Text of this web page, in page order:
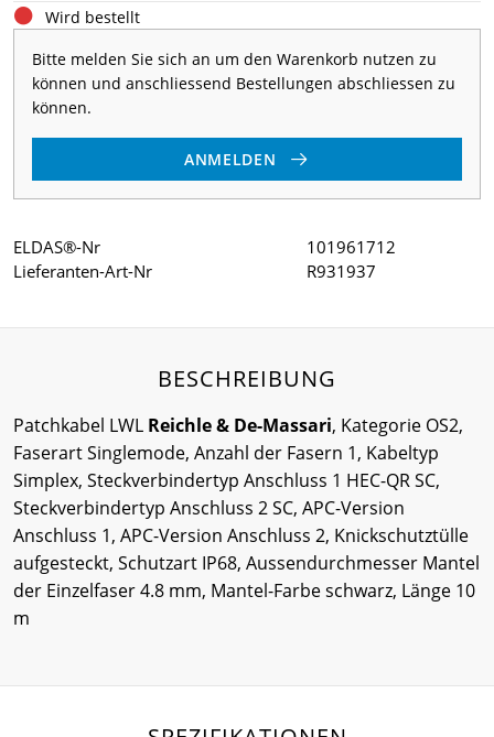
Wird bestellt
Bitte melden Sie sich an um den Warenkorb nutzen zu
können und anschliessend Bestellungen abschliessen zu
können.
ANMELDEN
ELDAS®-Nr
101961712
Lieferanten-Art-Nr
R931937
BESCHREIBUNG
Patchkabel LWL Reichle & De-Massari, Kategorie OS2,
Faserart Singlemode, Anzahl der Fasern 1, Kabeltyp
Simplex, Steckverbindertyp Anschluss 1 HEC-QR SC,
Steckverbindertyp Anschluss 2 SC, APC-Version
Anschluss 1, APC-Version Anschluss 2, Knickschutztülle
aufgesteckt, Schutzart IP68, Aussendurchmesser Mantel
der Einzelfaser 4.8 mm, Mantel-Farbe schwarz, Länge 10
m